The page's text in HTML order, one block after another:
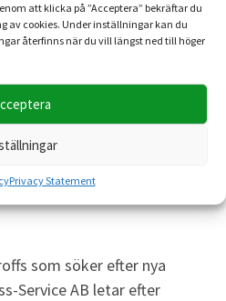
att klicka på ”Acceptera” bekräftar du
av cookies. Under inställningar kan du
återfinns när du vill längst ned till höger
Privacy Statement
J Express-
– Ansök idag
som söker efter nya
Service AB letar efter